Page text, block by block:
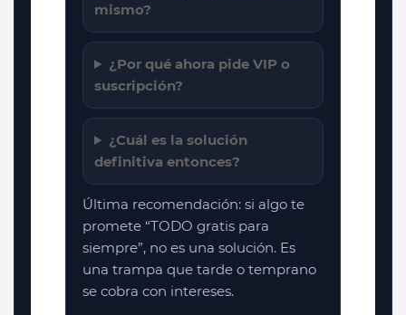
mismo?
¿Por qué ahora pide VIP o
suscripción?
¿Cuál es la solución
definitiva entonces?
Última recomendación: si algo te
promete “TODO gratis para
siempre”, no es una solución. Es
una trampa que tarde o temprano
se cobra con intereses.